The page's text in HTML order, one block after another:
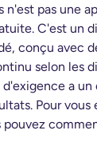
n'est pas une
C'est un
conçu avec
selon les
a
Pour vous